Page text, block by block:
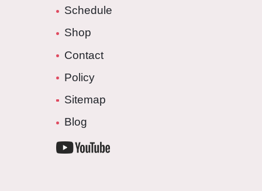
Schedule
Shop
Contact
Policy
Sitemap
Blog